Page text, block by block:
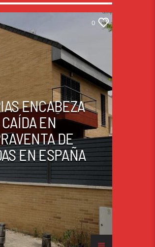
0
ENCABEZA
EN
DE
EN ESPAÑA